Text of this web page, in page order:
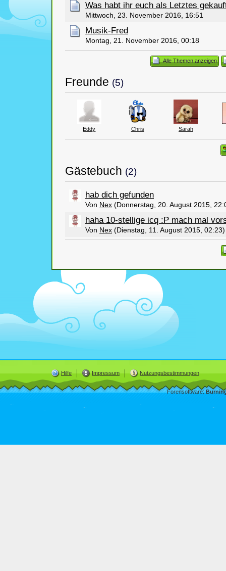
Was habt ihr euch als Letztes
Mittwoch, 23. November 2016, 16:51
Musik-Fred
Montag, 21. November 2016, 00:18
Alle Themen anzeigen
Freunde (5)
Eddy Chris Sarah
Gästebuch (2)
hab dich gefunden
Von Nex (Donnerstag, 20. August 2015,
haha 10-stellige icq :P mach mal
Von Nex (Dienstag, 11. August 2015, 02:23)
Hilfe Impressum Nutzungsbestimmungen
Forensoftware: